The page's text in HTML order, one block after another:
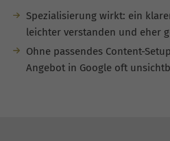
Spezialisierung wirkt: ein
leichter verstanden und eher
Ohne passendes Content-
Angebot in Google oft